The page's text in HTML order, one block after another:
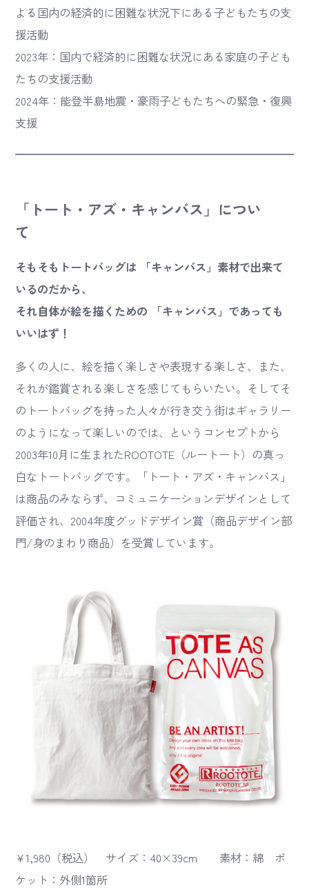
よる国内の経済的に困難な状況下にある子どもたちの支
援活動
2023年：国内で経済的に困難な状況にある家庭の子ども
たちの支援活動
2024年：能登半島地震・豪雨子どもたちへの緊急・復興
支援
「トート・アズ・キャンバス」につい
そもそもトートバッグは 「キャンバス」素材で出来て
いるのだから、
それ自体が絵を描くための 「キャンバス」であっても
いいはず！
多くの人に、絵を描く楽しさや表現する楽しさ、また、
それが鑑賞される楽しさを感じてもらいたい。そしてそ
のトートバッグを持った人々が行き交う街はギャラリー
のようになって楽しいのでは、というコンセプトから
2003年10月に生まれたROOTOTE（ルートート）の真っ
白なトートバッグです。「トート・アズ・キャンバス」
は商品のみならず、コミュニケーションデザインとして
評価され、2004年度グッドデザイン賞（商品デザイン部
門/身のまわり商品）を受賞しています。
¥1,980（税込） サイズ：40×39cm 素材：綿 ポ
ケット：外側1箇所